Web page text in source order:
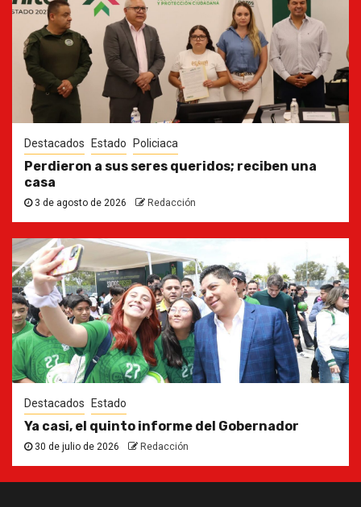
Destacados Estado Policiaca
Perdieron a sus seres queridos; reciben una
casa
3 de agosto de 2026 Redacción
Destacados Estado
Ya casi, el quinto informe del Gobernador
30 de julio de 2026 Redacción